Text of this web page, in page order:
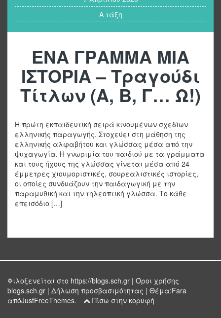
Α τάξη
ΕΝΑ ΓΡΑΜΜΑ ΜΙΑ
ΙΣΤΟΡΙΑ – Τραγούδι
Τίτλων (Α, Β, Γ… Ω!)
Η πρώτη εκπαιδευτική σειρά κινουμένων σχεδίων
ελληνικής παραγωγής. Στοχεύει στη μάθηση της
ελληνικής αλφαβήτου και γλώσσας μέσα από την
ψυχαγωγία. Η γνωριμία του παιδιού με τα γράμματα
και τους ήχους της γλώσσας γίνεται μέσα από 24
έμμετρες χιουμοριστικές, σουρεαλιστικές ιστορίες,
οι οποίες συνδυάζουν την παιδαγωγική με την
παραμυθική και την τηλεοπτική γλώσσα. Το κάθε
επεισόδιο […]
Φιλοξενείται στο https://blogs.sch.gr | Όροι χρήσης
blogs.sch.gr | Δήλωση προσβασιμότητας | Θέμα:Fara
απόJustFreeThemes.
Πίσω στην κορυφή